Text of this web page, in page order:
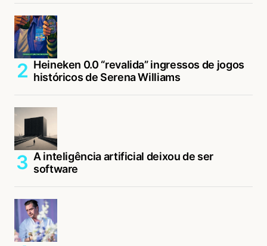
Heineken 0.0 “revalida” ingressos de jogos
históricos de Serena Williams
A inteligência artificial deixou de ser
software